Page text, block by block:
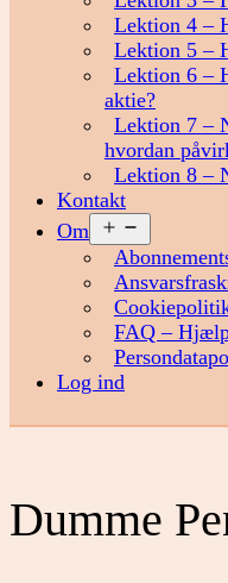
Lektion 4 –
Lektion 5 –
Lektion 6 –
aktie?
Lektion 7 –
hvordan
Lektion 8 –
Kontakt
Om
menu
FAQ –
Log ind
Dumme